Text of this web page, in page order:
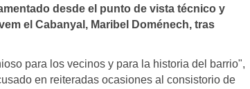
desde el punto de vista técnico y
el Cabanyal, Maribel Doménech, tras
para los vecinos y para la historia del barrio",
en reiteradas ocasiones al consistorio de